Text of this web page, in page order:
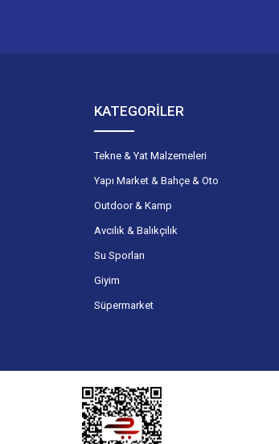
KATEGORİLER
Tekne & Yat Malzemeleri
Yapı Market & Bahçe & Oto
Outdoor & Kamp
Avcılık & Balıkçılık
Su Sporları
Giyim
Süpermarket